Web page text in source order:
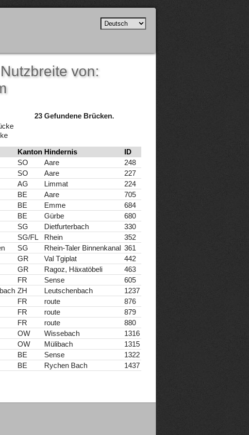
von:
23 Gefundene Brücken.
Kanton Hindernis
ID
SO Aare
248
SO Aare
227
AG Limmat
224
BE Aare
705
BE Emme
684
BE Gürbe
680
SG Dietfurterbach
330
SG/FL Rhein
352
SG Rhein-Taler Binnenkanal 361
GR Val Tgiplat
442
GR Ragoz, Häxatöbeli
463
FR Sense
605
ZH Leutschenbach
1237
FR route
876
FR route
879
FR route
880
OW Wissebach
1316
OW Mülibach
1315
BE Sense
1322
BE Rychen Bach 1437